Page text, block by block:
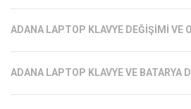
ADANA LAPTOP KLAVYE DEĞIŞIMI VE
ADANA LAPTOP KLAVYE VE BATARYA